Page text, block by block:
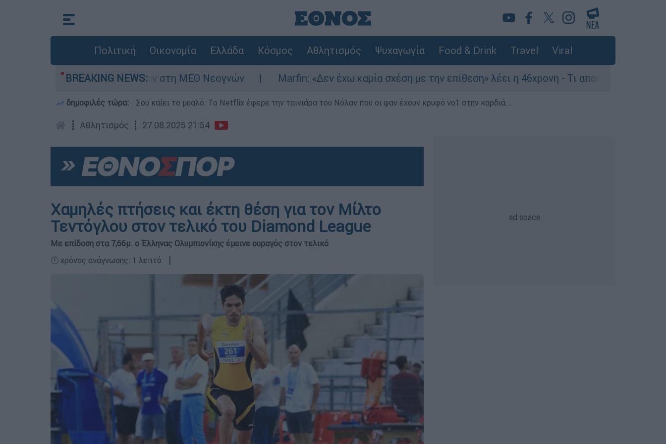
Πολιτική Οικονομία Ελλάδα Κόσμος Αθλητισμός Ψυχαγωγία Food & Drink Travel Viral
BREAKING NEWS:
ημερών - Νοσηλευόταν στη ΜΕΘ Νεογνών Marfin: «Δεν έχω καμία σχέση με την επίθεση» λέει η 46χρονη - Τι αποκάλυψε στους
δημοφιλές τώρα: Σου καίει το μυαλό: Το Netflix έφερε την ταινιάρα του Νόλαν που οι φαν έχουν κρυφό νο1 στην καρδιά...
┋ Αθλητισμός ┋ 27.08.2025 21:54
Χαμηλές πτήσεις και έκτη θέση για τον Μίλτο
Τεντόγλου στον τελικό του Diamond League
Με επίδοση στα 7,66μ. ο Έλληνας Ολυμπιονίκης έμεινε ουραγός στον τελικό
🕛 χρόνος ανάγνωσης: 1 λεπτό ┋